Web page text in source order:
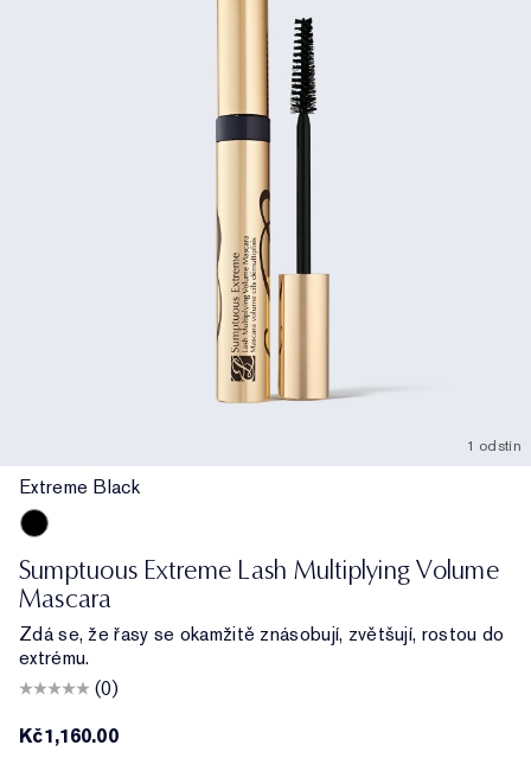
1 odstín
Extreme Black
Sumptuous Extreme Lash Multiplying Volume
Mascara
Zdá se, že řasy se okamžitě znásobují, zvětšují, rostou do
extrému.
(0)
Kč1,160.00